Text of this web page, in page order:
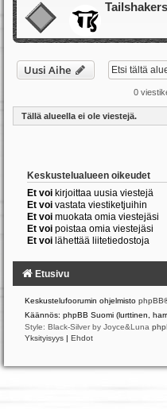
Tailshakers
Uusi Aihe
0
Tällä alueella ei ole viestejä.
Keskustelualueen oikeudet
Et voi kirjoittaa uusia viestejä
Et voi vastata viestiketjuihin
Et voi muokata omia viestejäsi
Et voi poistaa omia viestejäsi
Et voi lähettää liitetiedostoja
Etusivu
Keskustelufoorumin ohjelmisto phpBB
Käännös: phpBB Suomi (lurttinen,
Style: Black-Silver by Joyce&Luna
Yksityisyys | Ehdot